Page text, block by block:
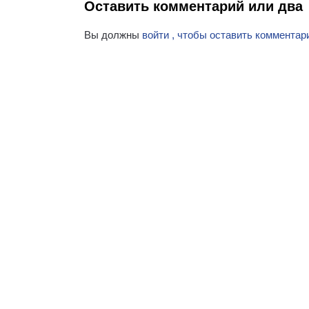
Оставить комментарий или два
Вы должны войти , чтобы оставить